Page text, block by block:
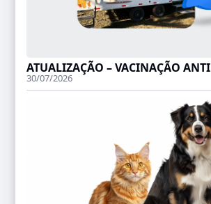
ATUALIZAÇÃO – VACINAÇÃO
30/07/2026